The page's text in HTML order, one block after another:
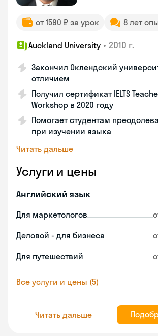
от 1590 ₽ за урок 8 лет
Auckland University • 2010 г.
Закончил Оклендский
отличием
Получил сертификат IELTS
Workshop в 2020 году
Помогает студентам
при изучении языка
Читать дальше
Услуги и цены
Английский язык
Для маркетологов
Деловой - для бизнеса
Для путешествий
Все услуги и цены (5)
Читать дальше